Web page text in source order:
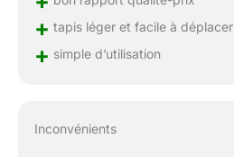
+ tapis léger et facile à déplacer
+ simple d’utilisation
Inconvénients